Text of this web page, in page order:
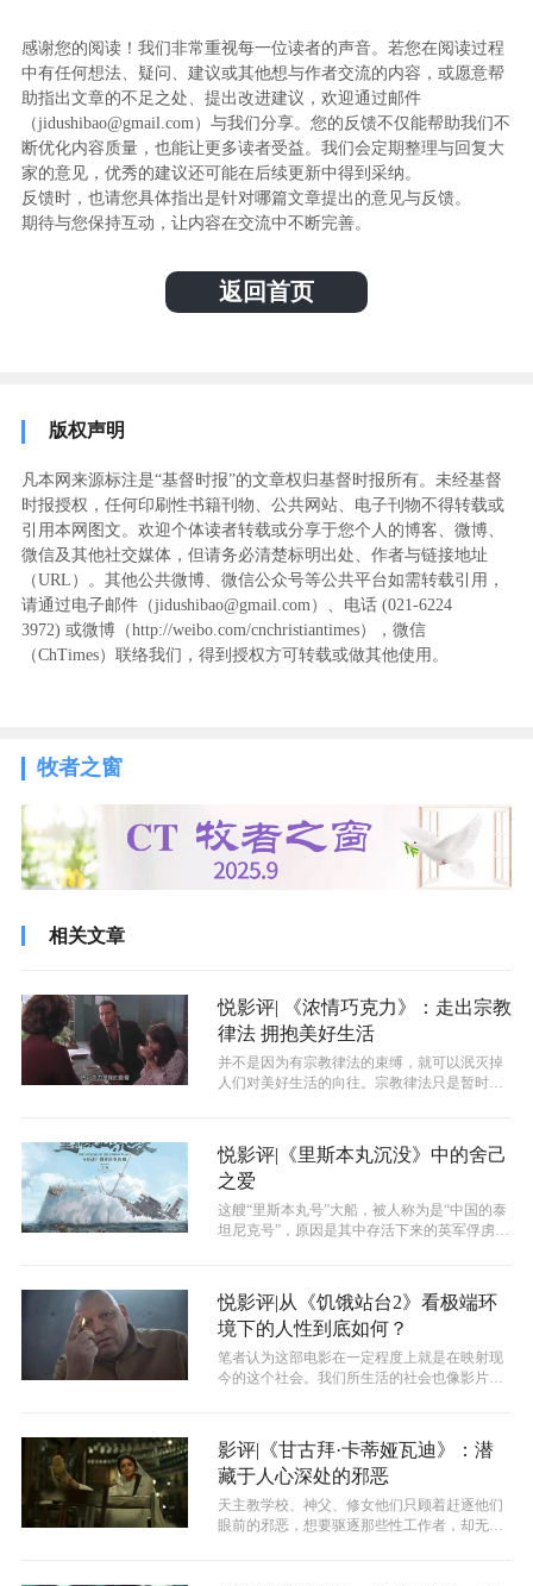
感谢您的阅读！我们非常重视每一位读者的声音。若您在阅读过程
中有任何想法、疑问、建议或其他想与作者交流的内容，或愿意帮
助指出文章的不足之处、提出改进建议，欢迎通过邮件
（jidushibao@gmail.com）与我们分享。您的反馈不仅能帮助我们不
断优化内容质量，也能让更多读者受益。我们会定期整理与回复大
家的意见，优秀的建议还可能在后续更新中得到采纳。
反馈时，也请您具体指出是针对哪篇文章提出的意见与反馈。
期待与您保持互动，让内容在交流中不断完善。
返回首页
版权声明
凡本网来源标注是“基督时报”的文章权归基督时报所有。未经基督
时报授权，任何印刷性书籍刊物、公共网站、电子刊物不得转载或
引用本网图文。欢迎个体读者转载或分享于您个人的博客、微博、
微信及其他社交媒体，但请务必清楚标明出处、作者与链接地址
（URL）。其他公共微博、微信公众号等公共平台如需转载引用，
请通过电子邮件（jidushibao@gmail.com）、电话 (021-6224
3972) ‬或微博（http://weibo.com/cnchristiantimes），微信
（ChTimes）联络我们，得到授权方可转载或做其他使用。
牧者之窗
相关文章
悦影评| 《浓情巧克力》：走出宗教
律法 拥抱美好生活
并不是因为有宗教律法的束缚，就可以泯灭掉
人们对美好生活的向往。宗教律法只是暂时压
悦影评|《里斯本丸沉没》中的舍己
之爱
这艘“里斯本丸号”大船，被人称为是“中国的泰
坦尼克号”，原因是其中存活下来的英军俘虏与
悦影评|从《饥饿站台2》看极端环
境下的人性到底如何？
笔者认为这部电影在一定程度上就是在映射现
今的这个社会。我们所生活的社会也像影片中
影评|《甘古拜·卡蒂娅瓦迪》：潜
藏于人心深处的邪恶
天主教学校、神父、修女他们只顾着赶逐他们
眼前的邪恶，想要驱逐那些性工作者，却无视